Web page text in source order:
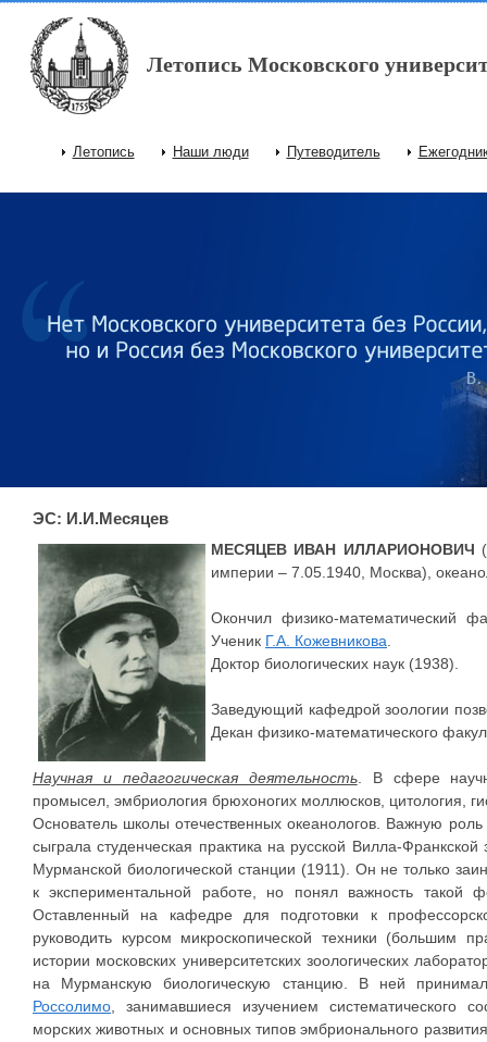
Перейти к основному содержанию
Летопись Московского
Главное меню
Летопись Наши люди Путеводитель
ЭС: И.И.Месяцев
МЕСЯЦЕВ ИВАН ИЛЛАРИОНОВИЧ
империи – 7.05.1940, Москва),
Окончил физико-математический
Ученик Г.А. Кожевникова
Доктор биологических наук (1938).
Заведующий кафедрой зоологии
Декан физико-математического
Научная и педагогическая деятельность. В сфере
промысел, эмбриология брюхоногих моллюсков, цитология,
Основатель школы отечественных океанологов. Важную
сыграла студенческая практика на русской Вилла-
Мурманской биологической станции (1911). Он не только
к экспериментальной работе, но понял важность
Оставленный на кафедре для подготовки к
руководить курсом микроскопической техники (большим
истории московских университетских зоологических
на Мурманскую биологическую станцию. В ней
Россолимо , занимавшиеся изучением систематического
морских животных и основных типов эмбрионального